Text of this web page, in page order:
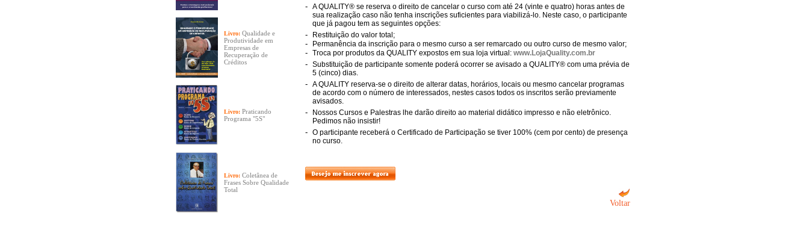
Livro: Qualidade e
Produtividade em
Empresas de
Recuperação de
Créditos
Livro: Praticando
Programa "5S"
Livro: Coletânea de
Frases Sobre Qualidade
Total
- A QUALITY® se reserva o direito de cancelar o curso com até 24 (vinte e quatro) horas antes de
sua realização caso não tenha inscrições suficientes para viabilizá-lo. Neste caso, o participante
que já pagou tem as seguintes opções:
- Restituição do valor total;
- Permanência da inscrição para o mesmo curso a ser remarcado ou outro curso de mesmo valor;
- Troca por produtos da QUALITY expostos em sua loja virtual: www.LojaQuality.com.br
- Substituição de participante somente poderá ocorrer se avisado a QUALITY® com uma prévia de
5 (cinco) dias.
- A QUALITY reserva-se o direito de alterar datas, horários, locais ou mesmo cancelar programas
de acordo com o número de interessados, nestes casos todos os inscritos serão previamente
avisados.
-
Nossos Cursos e Palestras lhe darão direito ao material didático impresso e não eletrônico.
Pedimos não insistir!
- O participante receberá o Certificado de Participação se tiver 100% (cem por cento) de presença
no curso.
Voltar